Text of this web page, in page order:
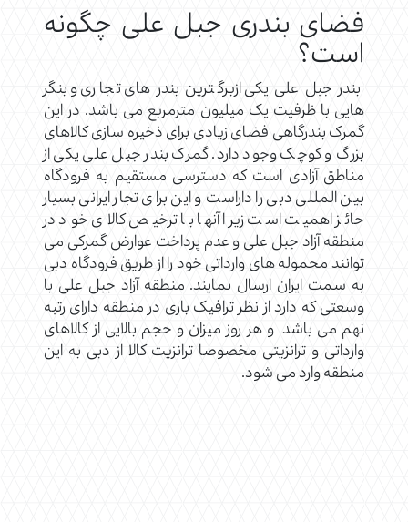
فضای بندری جبل علی چگونه
است؟
بندر جبل علی یکی ازبرگترین بندر های تجاری و بنگر
هایی با ظرفیت یک میلیون مترمربع می باشد. در این
گمرک بندرگاهی فضای زیادی برای ذخیره سازی کالاهای
بزرگ و کوچک وجود دارد. گمرک بندر جبل علی یکی از
مناطق آزادی است که دسترسی مستقیم به فرودگاه
بین المللی دبی را داراست و این برای تجار ایرانی بسیار
حائز اهمیت است زیرا آنها با ترخیص کالای خود در
منطقه آزاد جبل علی و عدم پرداخت عوارض گمرکی می
توانند محموله های وارداتی خود را از طریق فرودگاه دبی
به سمت ایران ارسال نمایند. منطقه آزاد جبل علی با
وسعتی که دارد از نظر ترافیک باری در منطقه دارای رتبه
نهم می باشد و هر روز میزان و حجم بالایی از کالاهای
وارداتی و ترانزیتی مخصوصا ترانزیت کالا از دبی به این
منطقه وارد می شود.